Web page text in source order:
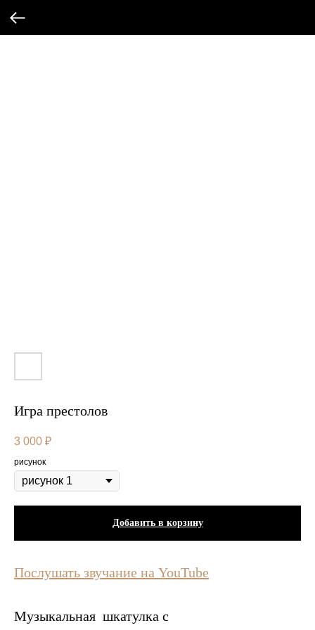
Игра престолов
3 000 ₽
рисунок
Добавить в корзину
Послушать звучание на YouTube
Музыкальная шкатулка с